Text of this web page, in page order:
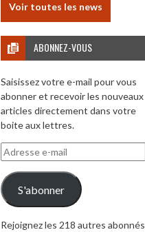
Voir toutes les news
ABONNEZ-VOUS
Saisissez votre e-mail pour vous
abonner et recevoir les nouveaux
articles directement dans votre
boite aux lettres.
Adresse
e-
mail
S'abonner
Rejoignez les 218 autres abonnés